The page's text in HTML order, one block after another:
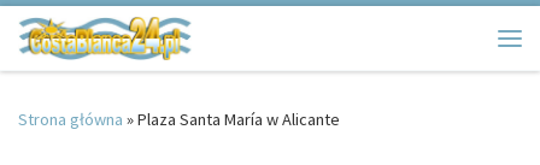
Przejdź do treści
Strona główna »Plaza Santa María w Alicante